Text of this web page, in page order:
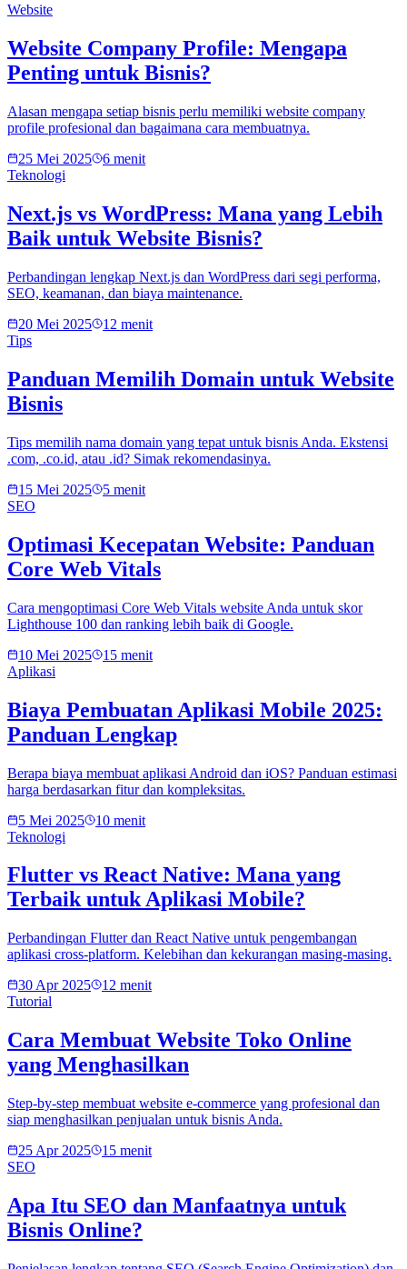
Website
Website Company Profile: Mengapa
Penting untuk Bisnis?
Alasan mengapa setiap bisnis perlu memiliki website company
profile profesional dan bagaimana cara membuatnya.
25 Mei 2025
6 menit
Teknologi
Next.js vs WordPress: Mana yang Lebih
Baik untuk Website Bisnis?
Perbandingan lengkap Next.js dan WordPress dari segi performa,
SEO, keamanan, dan biaya maintenance.
20 Mei 2025
12 menit
Tips
Panduan Memilih Domain untuk Website
Bisnis
Tips memilih nama domain yang tepat untuk bisnis Anda. Ekstensi
.com, .co.id, atau .id? Simak rekomendasinya.
15 Mei 2025
5 menit
SEO
Optimasi Kecepatan Website: Panduan
Core Web Vitals
Cara mengoptimasi Core Web Vitals website Anda untuk skor
Lighthouse 100 dan ranking lebih baik di Google.
10 Mei 2025
15 menit
Aplikasi
Biaya Pembuatan Aplikasi Mobile 2025:
Panduan Lengkap
Berapa biaya membuat aplikasi Android dan iOS? Panduan estimasi
harga berdasarkan fitur dan kompleksitas.
5 Mei 2025
10 menit
Teknologi
Flutter vs React Native: Mana yang
Terbaik untuk Aplikasi Mobile?
Perbandingan Flutter dan React Native untuk pengembangan
aplikasi cross-platform. Kelebihan dan kekurangan masing-masing.
30 Apr 2025
12 menit
Tutorial
Cara Membuat Website Toko Online
yang Menghasilkan
Step-by-step membuat website e-commerce yang profesional dan
siap menghasilkan penjualan untuk bisnis Anda.
25 Apr 2025
15 menit
SEO
Apa Itu SEO dan Manfaatnya untuk
Bisnis Online?